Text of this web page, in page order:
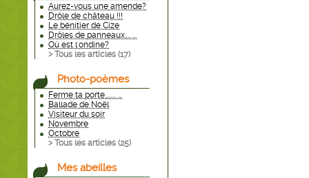
Aurez-vous une amende?
Drôle de château !!!
Le bénitier de Cize
Drôles de panneaux.... ...
Où est l'ondine?
> Tous les articles (17)
Photo-poèmes
Ferme ta porte........ ...
Ballade de Noël
Visiteur du soir
Novembre
Octobre
> Tous les articles (25)
Mes abeilles